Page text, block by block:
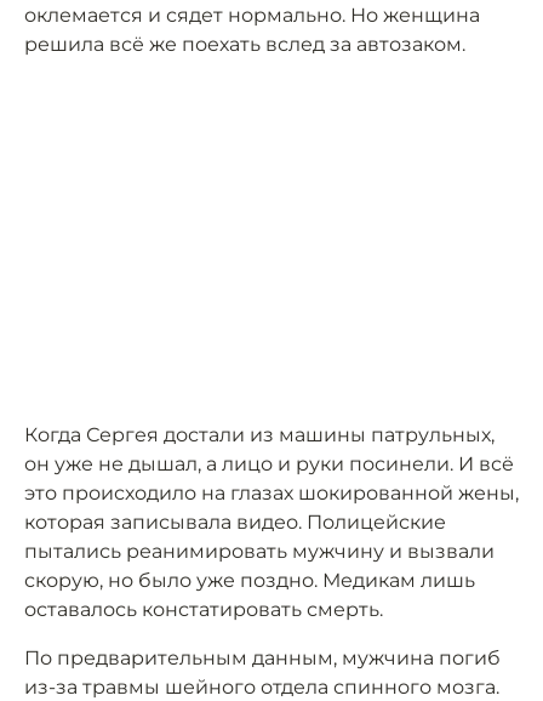
оклемается и сядет нормально. Но женщина
решила всё же поехать вслед за автозаком.
Когда Сергея достали из машины патрульных,
он уже не дышал, а лицо и руки посинели. И всё
это происходило на глазах шокированной жены,
которая записывала видео. Полицейские
пытались реанимировать мужчину и вызвали
скорую, но было уже поздно. Медикам лишь
оставалось констатировать смерть.
По предварительным данным, мужчина погиб
из-за травмы шейного отдела спинного мозга.